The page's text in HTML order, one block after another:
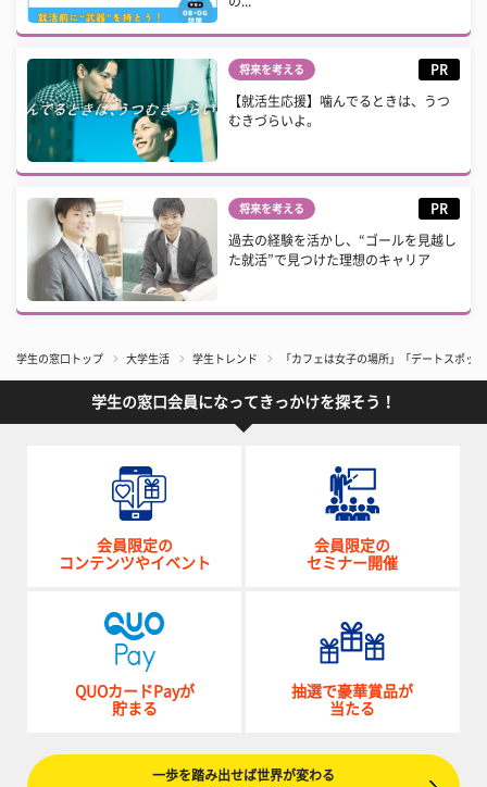
将来を考える PR
【就活生応援】噛んでるときは、うつ
むきづらいよ。
将来を考える PR
過去の経験を活かし、“ゴールを見越し
た就活”で見つけた理想のキャリア
学生の窓口トップ 大学生活 学生トレンド 「カフェは女子の場所」「デートスポ
学生の窓口会員になってきっかけを探そう！
会員限定の
コンテンツやイベント
会員限定の
セミナー開催
QUOカードPayが
貯まる
抽選で豪華賞品が
当たる
一歩を踏み出せば世界が変わる